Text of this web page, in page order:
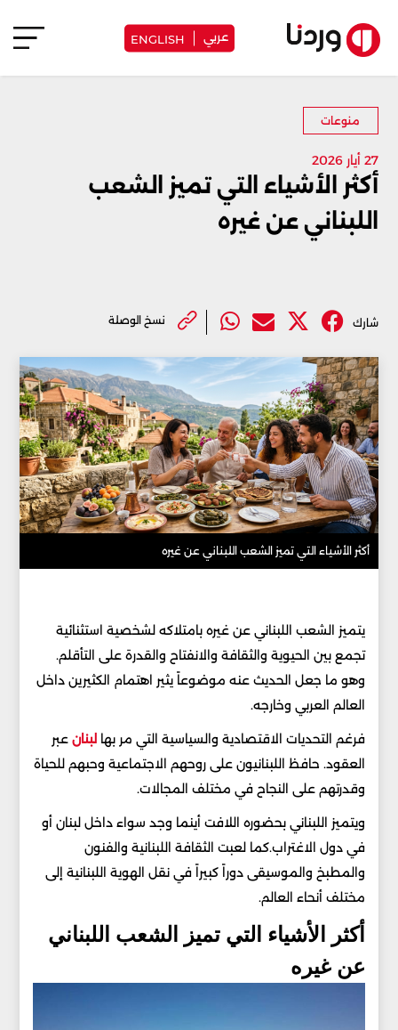
عربي ENGLISH
منوعات
27 أيار 2026
أكثر الأشياء التي تميز الشعب
اللبناني عن غيره
شارك نسخ الوصلة
أكثر الأشياء التي تميز الشعب اللبناني عن غيره
يتميز الشعب اللبناني عن غيره بامتلاكه لشخصية استثنائية
تجمع بين الحيوية والثقافة والانفتاح والقدرة على التأقلم.
وهو ما جعل الحديث عنه موضوعاً يثير اهتمام الكثيرين داخل
العالم العربي وخارجه.
فرغم التحديات الاقتصادية والسياسية التي مر بها لبنان عبر
العقود. حافظ اللبنانيون على روحهم الاجتماعية وحبهم للحياة
وقدرتهم على النجاح في مختلف المجالات.
ويتميز اللبناني بحضوره اللافت أينما وجد سواء داخل لبنان أو
في دول الاغتراب.كما لعبت الثقافة اللبنانية والفنون
والمطبخ والموسيقى دوراً كبيراً في نقل الهوية اللبنانية إلى
مختلف أنحاء العالم.
أكثر الأشياء التي تميز الشعب اللبناني
عن غيره